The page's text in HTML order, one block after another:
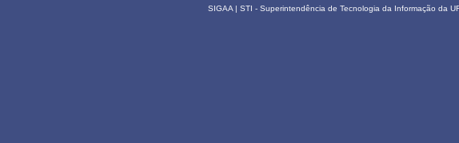
SIGAA | STI - Superintendência de Tecnologia da Informação da